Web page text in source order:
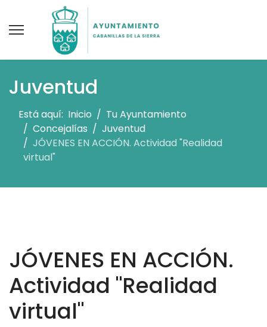
Juventud
Está aquí: Inicio
Tu Ayuntamiento
Concejalías
Juventud
JÓVENES EN ACCIÓN. Actividad "Realidad
virtual"
JÓVENES EN ACCIÓN.
Actividad "Realidad
virtual"